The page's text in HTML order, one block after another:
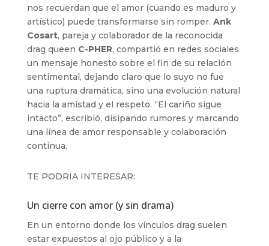
nos recuerdan que el amor (cuando es maduro y
artístico) puede transformarse sin romper. Ank
Cosart, pareja y colaborador de la reconocida
drag queen C-PHER, compartió en redes sociales
un mensaje honesto sobre el fin de su relación
sentimental, dejando claro que lo suyo no fue
una ruptura dramática, sino una evolución natural
hacia la amistad y el respeto. “El cariño sigue
intacto”, escribió, disipando rumores y marcando
una línea de amor responsable y colaboración
continua.
TE PODRIA INTERESAR:
Un cierre con amor (y sin drama)
En un entorno donde los vínculos drag suelen
estar expuestos al ojo público y a la